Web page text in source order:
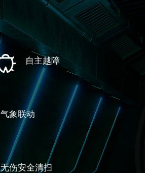
自主越障
气象联动
无伤安全清扫